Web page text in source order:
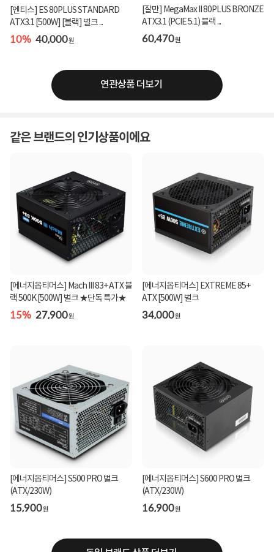
[엔티스] ES 80PLUS STANDARD
ATX3.1 [500W] [블랙] 벌크 ...
10% 40,000원
[잘만] MegaMax II 80PLUS BRONZE
ATX3.1 (PCIE 5.1) 블랙 ...
60,470원
연관상품 더보기
같은 브랜드의 인기상품이에요
[에너지옵티머스] Mach III 83+ ATX 블
랙 500K [500W] 벌크 ★단독 특가★
15% 27,900원
[에너지옵티머스] EXTREME 85+
ATX [500W] 벌크
34,000원
[에너지옵티머스] S500 PRO 벌크
(ATX/230W)
15,900원
[에너지옵티머스] S600 PRO 벌크
(ATX/230W)
16,900원